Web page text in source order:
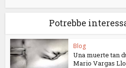
Potrebbe
Blog
Una muerte tan
Mario Vargas